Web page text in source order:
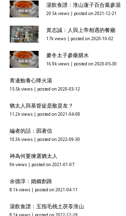
湯飲食譜：淮山蓮子百合黨參湯
20.5k views | posted on 2021-12-21
黃志誠：人與上帝相遇的餐廳
17k views | posted on 2020-10-02
麥冬太子參藥膳水
16.9k views | posted on 2020-05-30
青邊鮑養心降火湯
15.5k views | posted on 2020-03-12
猶太人與基督徒是敵是友？
11.2k views | posted on 2021-04-08
編者的話：因著信
10.3k views | posted on 2022-09-30
神為何要揀選猶太人
9k views | posted on 2021-01-07
余德淳：婚姻創路
8.1k views | posted on 2021-04-11
湯飲食譜：五指毛桃土茯苓淮山